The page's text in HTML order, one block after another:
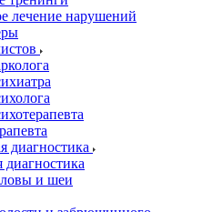
лечение нарушений
диагностика
и шеи